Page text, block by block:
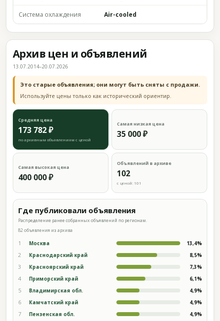
Система охлаждения Air-cooled
Архив цен и объявлений
13.07.2014–20.07.2026
Это старые объявления; они могут быть сняты с продажи.
Используйте цены только как исторический ориентир.
Средняя цена
173 782 ₽
по архивным объявлениям с ценой
Самая низкая цена
35 000 ₽
Самая высокая цена
400 000 ₽
Объявлений в архиве
102
с ценой: 101
Где публиковали объявления
Распределение ранее собранных объявлений по регионам.
82 объявления из архива
1 Москва 13,4%
2 Краснодарский край 8,5%
3 Красноярский край 7,3%
4 Приморский край 6,1%
5 Владимирская обл. 4,9%
6 Камчатский край 4,9%
7 Пензенская обл. 4,9%